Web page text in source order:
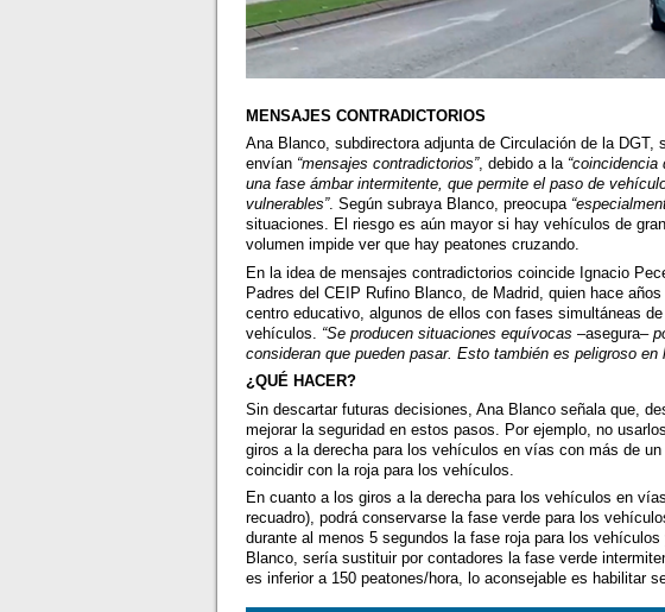
MENSAJES CONTRADICTORIOS
Ana Blanco, subdirectora adjunta de Circulación de la
envían “mensajes contradictorios”, debido a la
una fase ámbar intermitente, que permite el paso de
vulnerables”. Según subraya Blanco, preocupa
situaciones. El riesgo es aún mayor si hay vehículos de
volumen impide ver que hay peatones cruzando.
En la idea de mensajes contradictorios coincide Ignacio
Padres del CEIP Rufino Blanco, de Madrid, quien hace
centro educativo, algunos de ellos con fases simultáneas
vehículos. “Se producen situaciones equívocas –asegura–
consideran que pueden pasar. Esto también es peligroso
¿QUÉ HACER?
Sin descartar futuras decisiones, Ana Blanco señala que,
mejorar la seguridad en estos pasos. Por ejemplo, no
giros a la derecha para los vehículos en vías con más de
coincidir con la roja para los vehículos.
En cuanto a los giros a la derecha para los vehículos en
recuadro), podrá conservarse la fase verde para los
durante al menos 5 segundos la fase roja para los
Blanco, sería sustituir por contadores la fase verde
es inferior a 150 peatones/hora, lo aconsejable es habilitar